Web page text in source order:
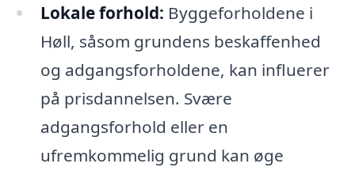
Lokale forhold: Byggeforholdene i
Høll, såsom grundens beskaffenhed
og adgangsforholdene, kan influerer
på prisdannelsen. Svære
adgangsforhold eller en
ufremkommelig grund kan øge